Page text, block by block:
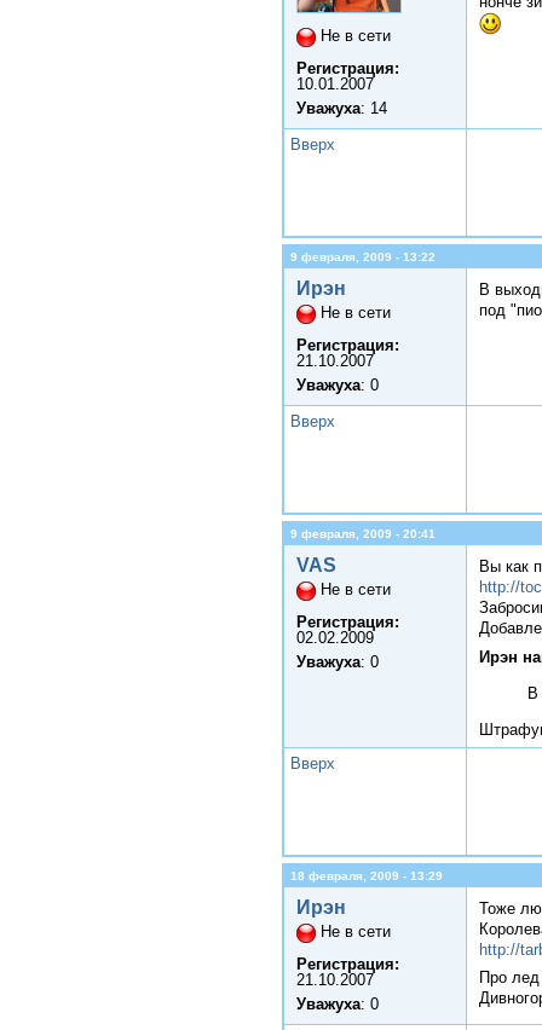
Не в сети
Регистрация:
10.01.2007
Уважуха: 14
Вверх
9 февраля, 2009 - 13:22
Ирэн
Не в сети
Регистрация:
21.10.2007
Уважуха: 0
В
под
Вверх
9 февраля, 2009 - 20:41
VAS
Не в сети
Регистрация:
02.02.2009
Уважуха: 0
Вы как
http://
Ирэн
В
Вверх
18 февраля, 2009 - 13:29
Ирэн
Не в сети
Регистрация:
21.10.2007
Уважуха: 0
Тоже
http://
Про